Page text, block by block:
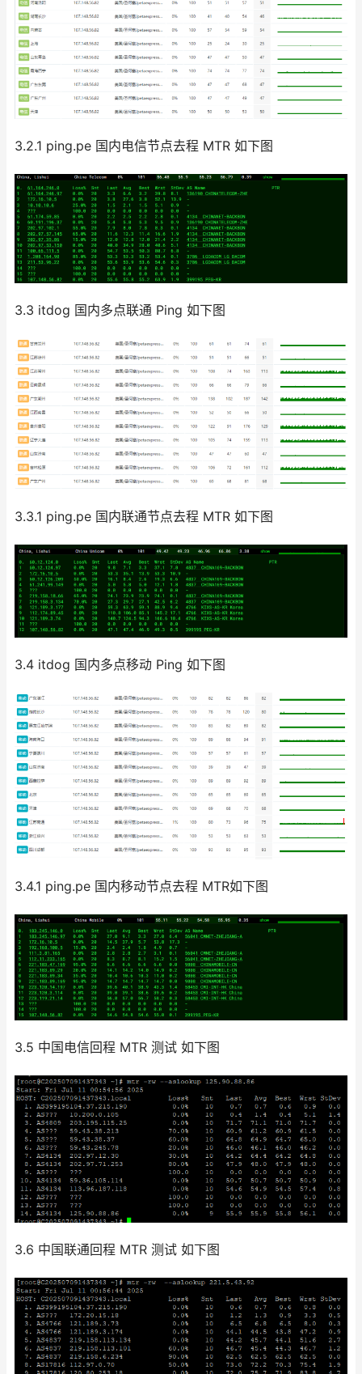
3.2.1 ping.pe 国内电信节点去程 MTR 如下图
3.3 itdog 国内多点联通 Ping 如下图
3.3.1 ping.pe 国内联通节点去程 MTR 如下图
3.4 itdog 国内多点移动 Ping 如下图
3.4.1 ping.pe 国内移动节点去程 MTR如下图
3.5 中国电信回程 MTR 测试 如下图
3.6 中国联通回程 MTR 测试 如下图